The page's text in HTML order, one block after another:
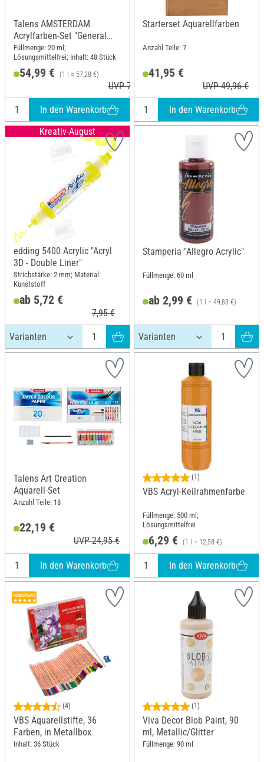
Talens AMSTERDAM
Acrylfarben-Set "General
Selection 48"
Füllmenge: 20 ml;
Lösungsmittelfrei; Inhalt: 48 Stück
54,99 € (1 l = 57,28 €)
UVP 74,80 €
In den Warenkorb
Starterset Aquarellfarben
Anzahl Teile: 7
41,95 €
UVP 49,96 €
In den Warenkorb
Kreativ-August
edding 5400 Acrylic "Acryl
3D - Double Liner"
Strichstärke: 2 mm; Material:
Kunststoff
ab 5,72 €
7,95 €
Stamperia "Allegro Acrylic"
Füllmenge: 60 ml
ab 2,99 € (1 l = 49,83 €)
Talens Art Creation
Aquarell-Set
Anzahl Teile: 18
22,19 €
UVP 24,95 €
In den Warenkorb
(1)
VBS Acryl-Keilrahmenfarbe
Füllmenge: 500 ml;
Lösungsmittelfrei
6,29 € (1 l = 12,58 €)
In den Warenkorb
(4)
VBS Aquarellstifte, 36
Farben, in Metallbox
Inhalt: 36 Stück
(1)
Viva Decor Blob Paint, 90
ml, Metallic/Glitter
Füllmenge: 90 ml